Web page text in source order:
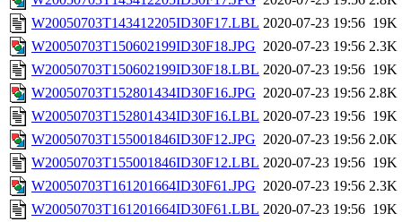
W20050703T143412205ID30F17.LBL 2020-07-23 19:56 19K
W20050703T150602199ID30F18.JPG 2020-07-23 19:56 2.3K
W20050703T150602199ID30F18.LBL 2020-07-23 19:56 19K
W20050703T152801434ID30F16.JPG 2020-07-23 19:56 2.8K
W20050703T152801434ID30F16.LBL 2020-07-23 19:56 19K
W20050703T155001846ID30F12.JPG 2020-07-23 19:56 2.0K
W20050703T155001846ID30F12.LBL 2020-07-23 19:56 19K
W20050703T161201664ID30F61.JPG 2020-07-23 19:56 2.3K
W20050703T161201664ID30F61.LBL 2020-07-23 19:56 19K